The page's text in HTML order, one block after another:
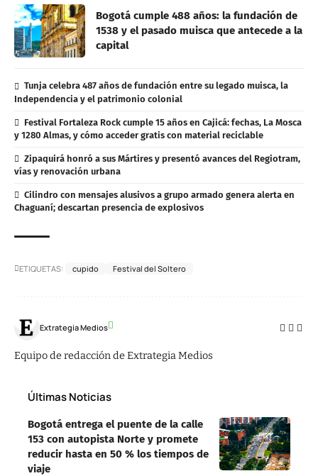
Bogotá cumple 488 años: la fundación de
1538 y el pasado muisca que antecede a la
capital
Tunja celebra 487 años de fundación entre su legado muisca, la
Independencia y el patrimonio colonial
Festival Fortaleza Rock cumple 15 años en Cajicá: fechas, La Mosca
y 1280 Almas, y cómo acceder gratis con material reciclable
Zipaquirá honró a sus Mártires y presentó avances del Regiotram,
vías y renovación urbana
Cilindro con mensajes alusivos a grupo armado genera alerta en
Chaguaní; descartan presencia de explosivos
ETIQUETAS: cupido Festival del Soltero
Extrategia Medios
Equipo de redacción de Extrategia Medios
Últimas Noticias
Bogotá entrega el puente de la calle
153 con autopista Norte y promete
reducir hasta en 50 % los tiempos de
viaje